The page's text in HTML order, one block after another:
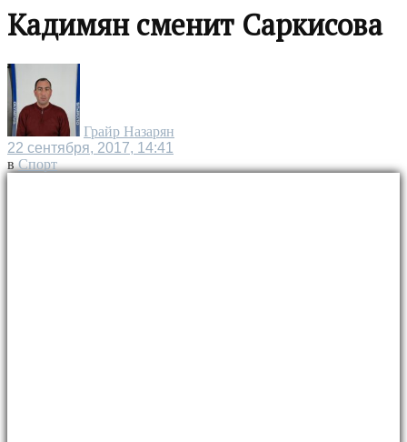
Кадимян сменит Саркисова
Грайр Назарян
22 сентября, 2017, 14:41
в Спорт